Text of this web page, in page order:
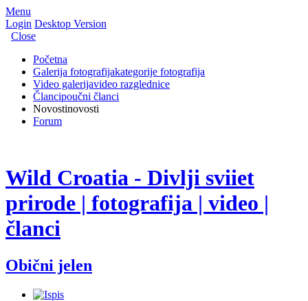
Menu
Login Desktop Version
Close
Početna
Galerija fotografijakategorije fotografija
Video galerijavideo razglednice
Člancipoučni članci
Novostinovosti
Forum
Wild Croatia - Divlji sviiet
prirode | fotografija | video |
članci
Obični jelen